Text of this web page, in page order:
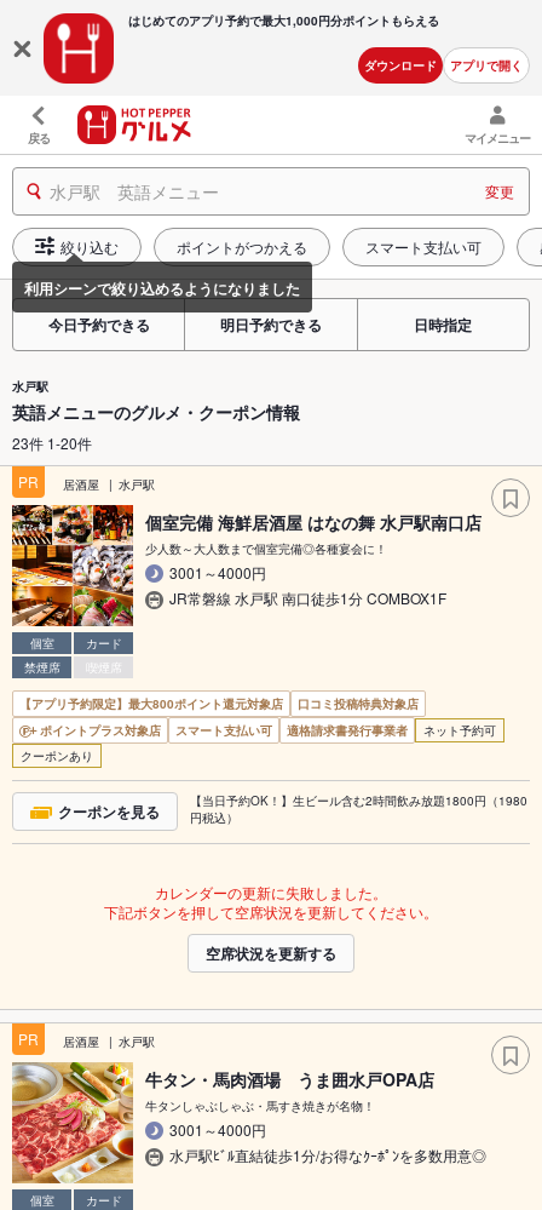
はじめてのアプリ予約で最大1,000円分ポイントもらえる
ダウンロード アプリで開く
戻る マイメニュー
水戸駅 英語メニュー 変更
絞り込む ポイントがつかえる スマート支払い可
今日予約できる 明日予約できる 日時指定
水戸駅
英語メニューのグルメ・クーポン情報
23件 1-20件
PR
居酒屋 水戸駅
個室
カード
禁煙席
喫煙席
個室完備 海鮮居酒屋 はなの舞 水戸駅南口店
少人数～大人数まで個室完備◎各種宴会に！
3001～4000円
JR常磐線 水戸駅 南口徒歩1分 COMBOX1F
【アプリ予約限定】最大800ポイント還元対象店
口コミ投稿特典対象店
ポイントプラス対象店
スマート支払い可 適格請求書発行事業者
ネット予約可
クーポンあり
クーポンを見る
【当日予約OK！】生ビール含む2時間飲み放題1800円（1980
円税込）
カレンダーの更新に失敗しました。
下記ボタンを押して空席状況を更新してください。
空席状況を更新する
PR 居酒屋 水戸駅
個室
カード
牛タン・馬肉酒場 うま囲水戸OPA店
牛タンしゃぶしゃぶ・馬すき焼きが名物！
3001～4000円
水戸駅ﾋﾞﾙ直結徒歩1分/お得なｸｰﾎﾟﾝを多数用意◎